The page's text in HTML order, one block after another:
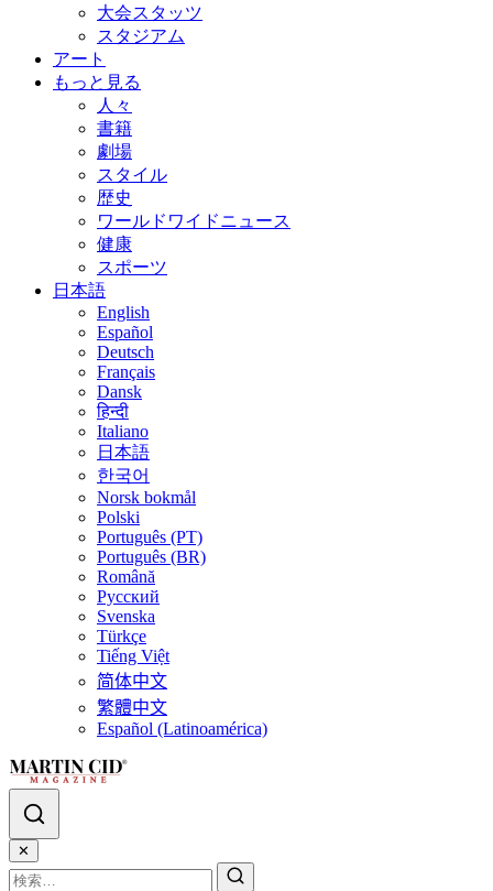
大会スタッツ
スタジアム
アート
もっと見る
人々
書籍
劇場
スタイル
歴史
ワールドワイドニュース
健康
スポーツ
日本語
English
Español
Deutsch
Français
Dansk
हिन्दी
Italiano
日本語
한국어
Norsk bokmål
Polski
Português (PT)
Português (BR)
Română
Русский
Svenska
Türkçe
Tiếng Việt
简体中文
繁體中文
Español (Latinoamérica)
✕